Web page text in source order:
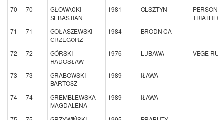
70 70
GŁOWACKI
SEBASTIAN
1981 OLSZTYN
71
71
GOŁASZEWSKI
GRZEGORZ
1984 BRODNICA
72 72
GÓRSKI
RADOSŁAW
1976 LUBAWA VEGE
73 73
GRABOWSKI
BARTOSZ
1989 IŁAWA
74 74
GREMBLEWSKA
MAGDALENA
1989 IŁAWA